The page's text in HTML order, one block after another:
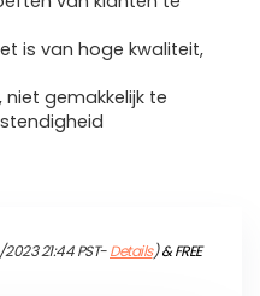
is van hoge kwaliteit,
gemakkelijk te
21:44 PST-Details)&FREE